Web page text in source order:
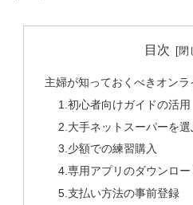
目次
主婦が知っておくべきオン
1.初心者向けガイドの活用
2.大手ネットスーパーを選
3.少額での練習購入
4.専用アプリのダウンロー
5.支払い方法の事前登録